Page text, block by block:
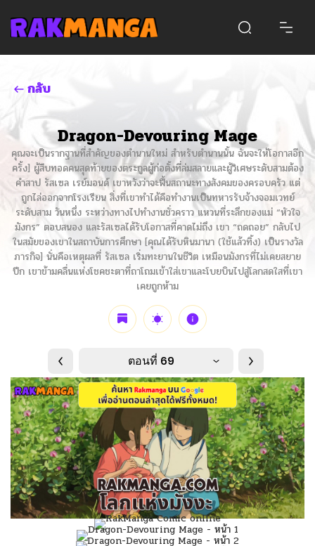
กลับ
Dragon-Devouring Mage
คุณจะเป็นรากฐานที่สำคัญของตำนานใหม่ สำหรับตำนานนั้น ฉันจะให้โอกาสอีก
ครั้ง] ผู้สืบทอดคนสุดท้ายของตระกูลผู้ก่อตั้งที่ล่มสลายและผู้วิเศษระดับสามต้อง
คำสาป รัสเซล เรย์มอนด์ เขาหวังว่าจะฟื้นสถานะทางสังคมของครอบครัว แต่
ถูกไล่ออกจากโรงเรียน สิ่งที่เขาทำได้คือทำงานเป็นทหารรับจ้างจอมเวทย์
ระดับสาม วันหนึ่ง ระหว่างทางไปทำงานชั่วคราว แหวนที่ระลึกของแม่ “หัวใจ
มังกร” ตอบสนอง และรัสเซลได้รับโอกาสที่คาดไม่ถึง เขา “ถดถอย” กลับไป
ในสมัยของเขาในสถาบันการศึกษา [คุณได้รับหินมานา (ใช้แล้วทิ้ง) เป็นรางวัล
ภารกิจ] นั่นคือเหตุผลที่ รัสเซล เริ่มทะยานในชีวิต เหมือนมังกรที่ไม่เคยสยาย
ปีก เขาข้ามคลื่นแห่งโชคชะตาที่ถาโถมเข้าใส่เขาและโบยบินไปสู่โลกสดใสที่เขา
เคยถูกห้าม
ตอนที่ 69